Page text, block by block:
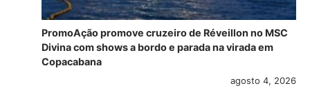
PromoAção promove cruzeiro de Réveillon no MSC
Divina com shows a bordo e parada na virada em
Copacabana
agosto 4, 2026